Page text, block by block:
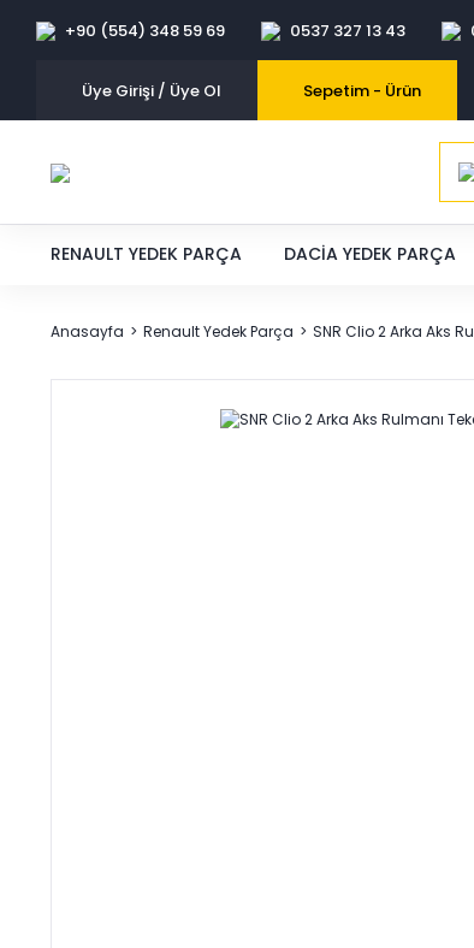
+90 (554) 348 59 69 0537 327 13 43
Üye Girişi / Üye Ol Sepetim - Ürün
RENAULT YEDEK PARÇA DACIA YEDEK PARÇA
Anasayfa Renault Yedek Parça SNR Clio 2 Arka Aks